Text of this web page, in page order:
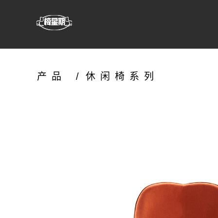
产品 / 休闲椅系列